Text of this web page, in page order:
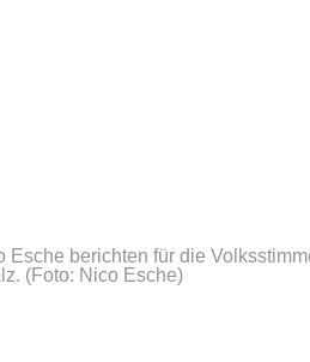
Esche berichten für die
(Foto: Nico Esche)